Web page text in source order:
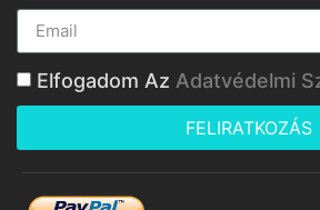
Elfogadom Az Adatvédelmi
FELIRATKOZÁS